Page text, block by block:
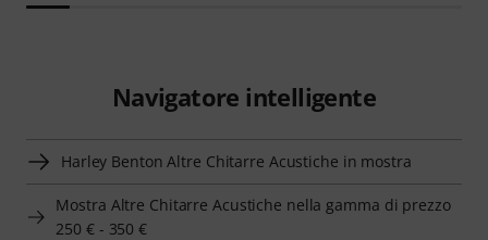
Navigatore intelligente
Harley Benton Altre Chitarre Acustiche in mostra
Mostra Altre Chitarre Acustiche nella gamma di prezzo
250 € - 350 €